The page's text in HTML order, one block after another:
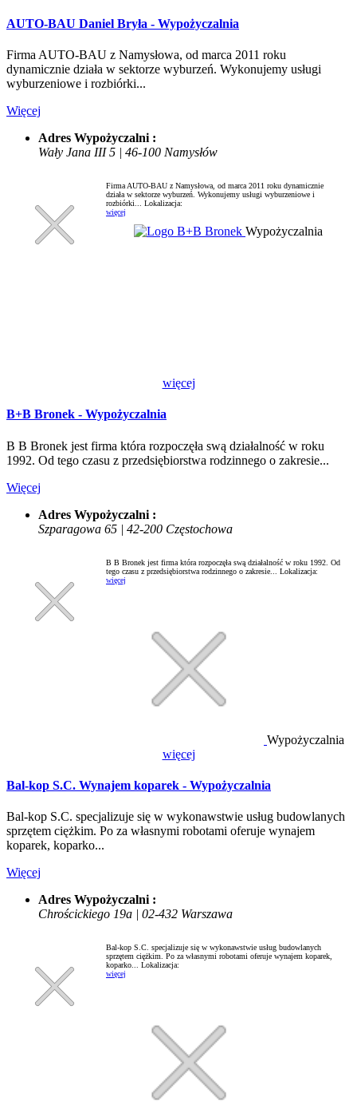
AUTO-BAU Daniel Bryła - Wypożyczalnia
Firma AUTO-BAU z Namysłowa, od marca 2011 roku
dynamicznie działa w sektorze wyburzeń. Wykonujemy usługi
wyburzeniowe i rozbiórki...
Więcej
Adres Wypożyczalni :
Wały Jana III 5 | 46-100 Namysłów
Firma AUTO-BAU z Namysłowa, od marca 2011 roku dynamicznie
działa w sektorze wyburzeń. Wykonujemy usługi wyburzeniowe i
rozbiórki... Lokalizacja:
więcej
Wypożyczalnia
więcej
B+B Bronek - Wypożyczalnia
B B Bronek jest firma która rozpoczęła swą działalność w roku
1992. Od tego czasu z przedsiębiorstwa rodzinnego o zakresie...
Więcej
Adres Wypożyczalni :
Szparagowa 65 | 42-200 Częstochowa
B B Bronek jest firma która rozpoczęła swą działalność w roku 1992. Od
tego czasu z przedsiębiorstwa rodzinnego o zakresie... Lokalizacja:
więcej
Wypożyczalnia
więcej
Bal-kop S.C. Wynajem koparek - Wypożyczalnia
Bal-kop S.C. specjalizuje się w wykonawstwie usług budowlanych
sprzętem ciężkim. Po za własnymi robotami oferuje wynajem
koparek, koparko...
Więcej
Adres Wypożyczalni :
Chrościckiego 19a | 02-432 Warszawa
Bal-kop S.C. specjalizuje się w wykonawstwie usług budowlanych
sprzętem ciężkim. Po za własnymi robotami oferuje wynajem koparek,
koparko... Lokalizacja:
więcej